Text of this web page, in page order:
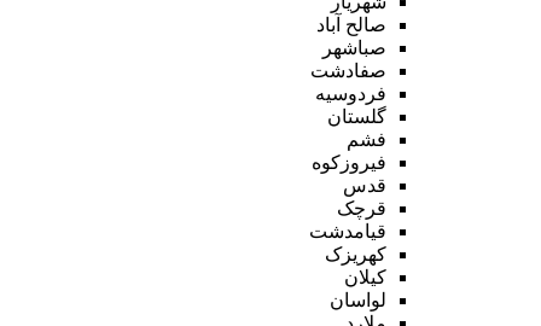
صالح آباد
صباشهر
صفادشت
فردوسیه
گلستان
فشم
فیروزکوه
قدس
قرچک
قیامدشت
کهریزک
کیلان
لواسان